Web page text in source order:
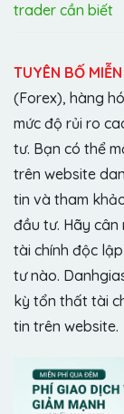
trader cần biết
TUYÊN BỐ
(Forex), hàng
mức độ rủi ro
tư. Bạn có thể
trên website
tin và tham
đầu tư. Hãy
tài chính độc
tư nào.
kỳ tổn thất tài
tin trên website.